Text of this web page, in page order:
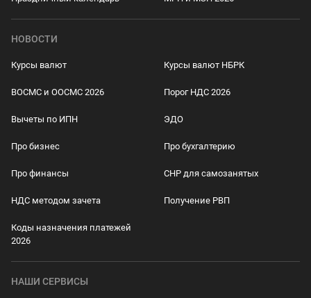
НОВОСТИ
Курсы валют Курсы валют НБРК
ВОСМС и ООСМС 2026 Порог НДС 2026
Вычеты по ИПН ЭДО
Про бизнес Про бухгалтерию
Про финансы СНР для самозанятых
НДС методом зачета Получение РВП
Коды назначения платежей
2026
НАШИ СЕРВИСЫ